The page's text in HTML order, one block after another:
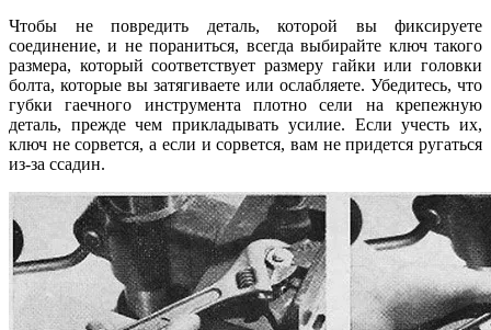
Чтобы не повредить деталь, которой вы фиксируете
соединение, и не пораниться, всегда выбирайте ключ такого
размера, который соответствует размеру гайки или головки
болта, которые вы затягиваете или ослабляете. Убедитесь, что
губки гаечного инструмента плотно сели на крепежную
деталь, прежде чем прикладывать усилие. Если учесть их,
ключ не сорвется, а если и сорвется, вам не придется ругаться
из-за ссадин.